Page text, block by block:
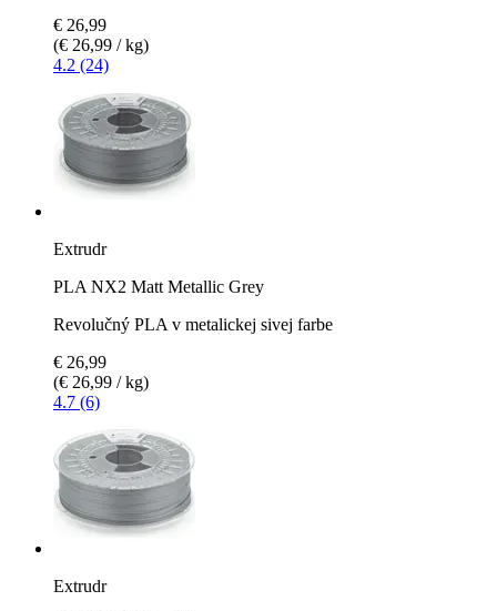
€ 26,99
(€ 26,99 / kg)
4.2 (24)
Extrudr
PLA NX2 Matt Metallic Grey
Revolučný PLA v metalickej sivej farbe
€ 26,99
(€ 26,99 / kg)
4.7 (6)
Extrudr